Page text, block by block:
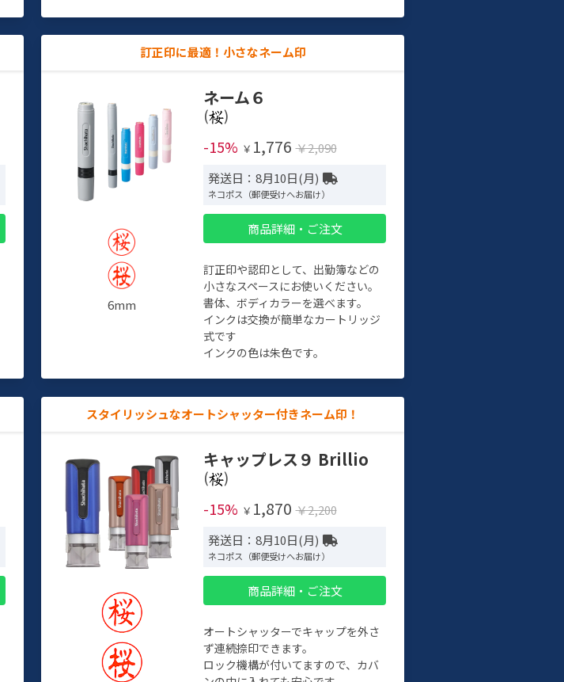
訂正印に最適！小さなネーム印
6mm
ネーム６
(
)
-15% ￥ 1,776 ￥2,090
発送日：8月10日(月)
ネコポス（郵便受けへお届け）
商品詳細・ご注文
訂正印や認印として、出勤簿などの
小さなスペースにお使いください。
書体、ボディカラーを選べます。
インクは交換が簡単なカートリッジ
式です
インクの色は朱色です。
スタイリッシュなオートシャッター付きネーム印！
キャップレス９ Brillio
(
)
-15% ￥ 1,870 ￥2,200
発送日：8月10日(月)
ネコポス（郵便受けへお届け）
商品詳細・ご注文
オートシャッターでキャップを外さ
ず連続捺印できます。
ロック機構が付いてますので、カバ